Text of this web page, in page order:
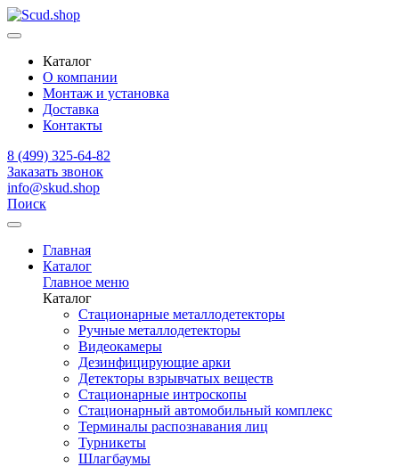
Каталог
О компании
Монтаж и установка
Доставка
Контакты
8 (499) 325-64-82
Заказать звонок
info@skud.shop
Поиск
Главная
Каталог
Главное меню
Каталог
Стационарные металлодетекторы
Ручные металлодетекторы
Видеокамеры
Дезинфицирующие арки
Детекторы взрывчатых веществ
Стационарные интроскопы
Стационарный автомобильный комплекс
Терминалы распознавания лиц
Турникеты
Шлагбаумы